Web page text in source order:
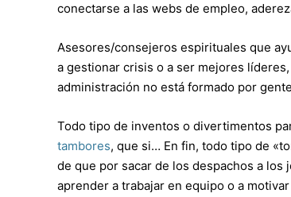
conectarse a las webs de empleo,
Asesores/consejeros espirituales que
a gestionar crisis o a ser mejores
administración no está formado por
Todo tipo de inventos o divertimentos
tambores, que si… En fin, todo tipo de
de que por sacar de los despachos a
aprender a trabajar en equipo o a motivar